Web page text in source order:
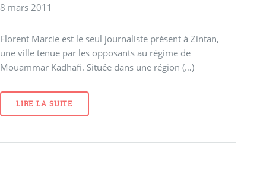
8 mars 2011
Florent Marcie est le seul journaliste présent à Zintan,
une ville tenue par les opposants au régime de
Mouammar Kadhafi. Située dans une région (…)
LIRE LA SUITE